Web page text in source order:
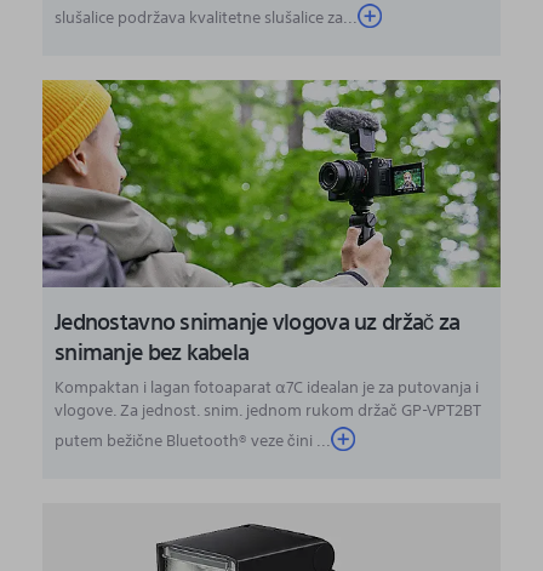
slušalice podržava kvalitetne slušalice za...
Jednostavno snimanje vlogova uz držač za
snimanje bez kabela
Kompaktan i lagan fotoaparat α7C idealan je za putovanja i
vlogove. Za jednost. snim. jednom rukom držač GP-VPT2BT
putem bežične Bluetooth® veze čini ...